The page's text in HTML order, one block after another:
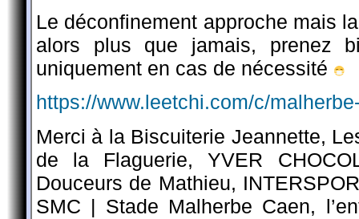
Le déconfinement approche mais
alors plus que jamais, prenez
uniquement en cas de nécessité
https://www.leetchi.com/c/
Merci à la Biscuiterie Jeannette,
de la Flaguerie, YVER
Douceurs de Mathieu,
SMC | Stade Malherbe Caen,